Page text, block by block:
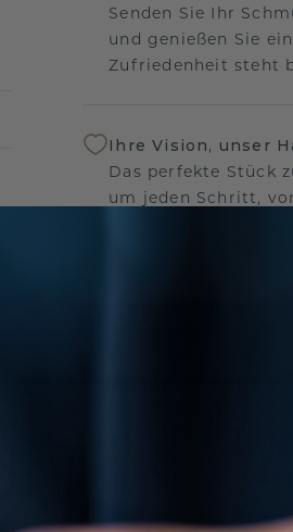
Senden Sie Ihr
und genießen Sie
Zufriedenheit steht
Ihre Vision, unser
Das perfekte Stück
um jeden Schritt,
und garantieren
anderswo ein
Unser
Wir stehen hinter
Schmucks.Deshalb
Garantie gegen
keine Sorgen